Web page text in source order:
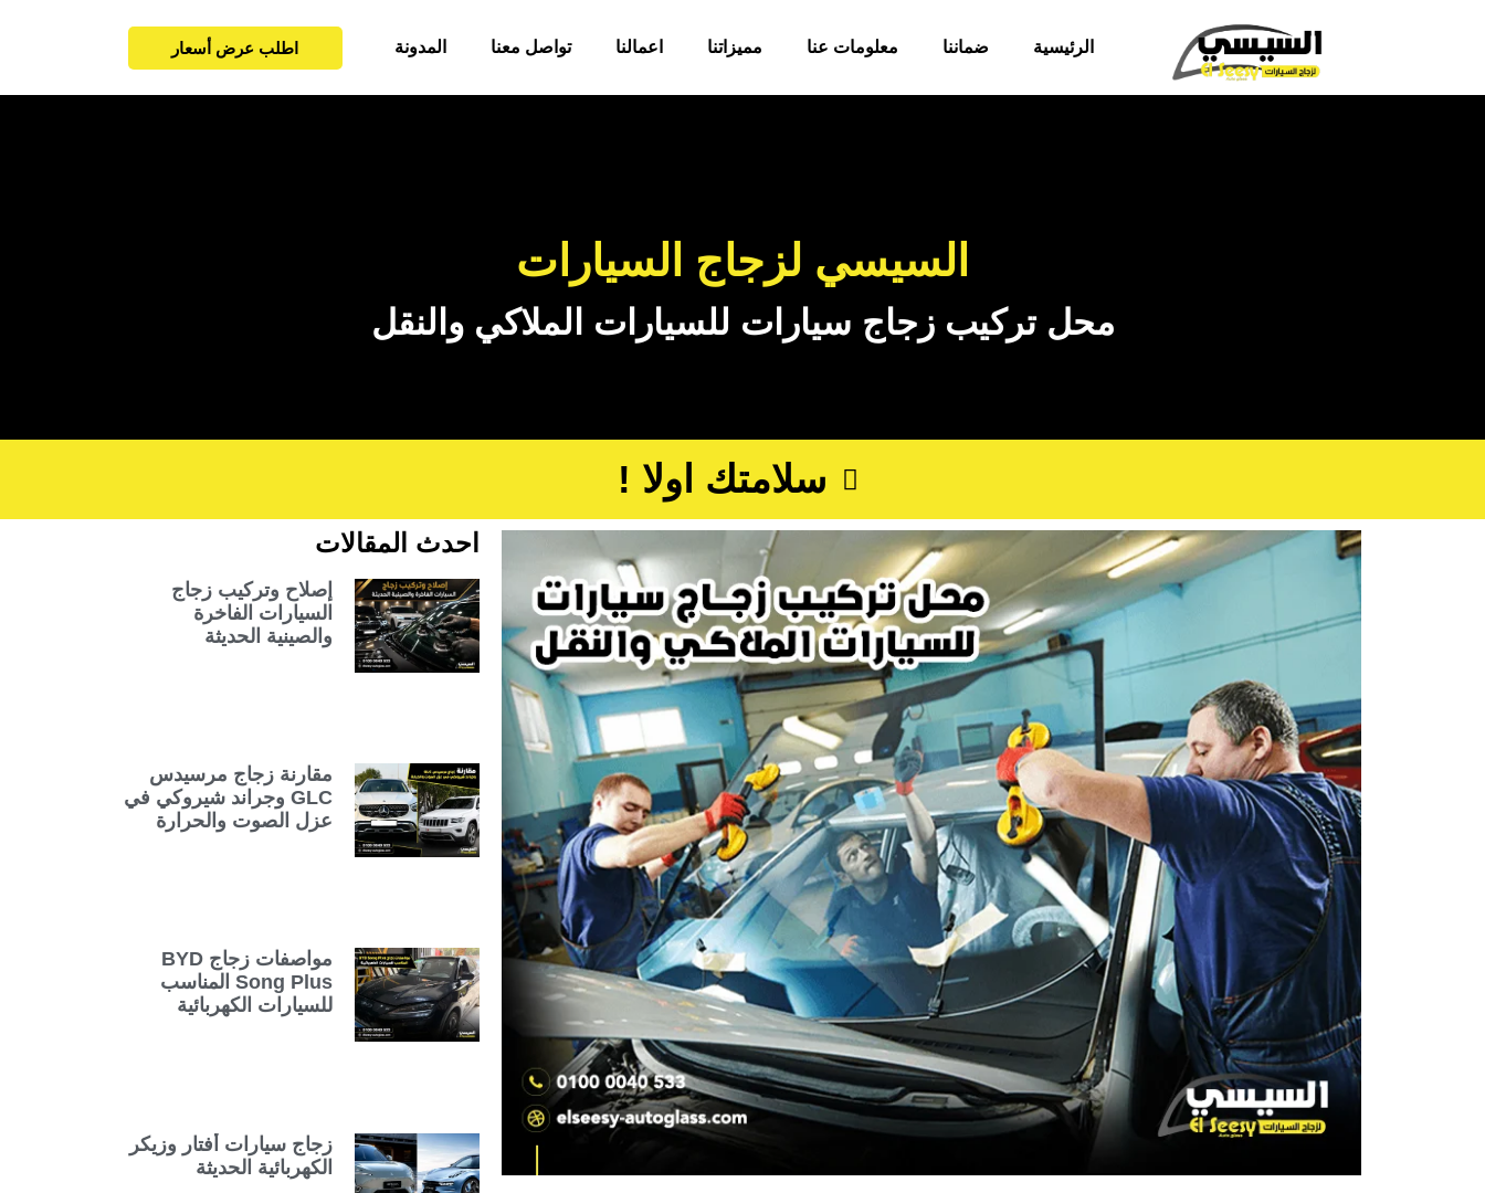
الرئيسية ضماننا معلومات عنا مميزاتنا اعمالنا تواصل معنا المدونة اطلب عرض أسعار
السيسي لزجاج السيارات
محل تركيب زجاج سيارات للسيارات الملاكي والنقل
سلامتك اولا !
احدث المقالات
إصلاح وتركيب زجاج
السيارات الفاخرة
والصينية الحديثة
مقارنة زجاج مرسيدس
GLC وجراند شيروكي في
عزل الصوت والحرارة
مواصفات زجاج BYD
Song Plus المناسب
للسيارات الكهربائية
زجاج سيارات أفتار وزيكر
الكهربائية الحديثة